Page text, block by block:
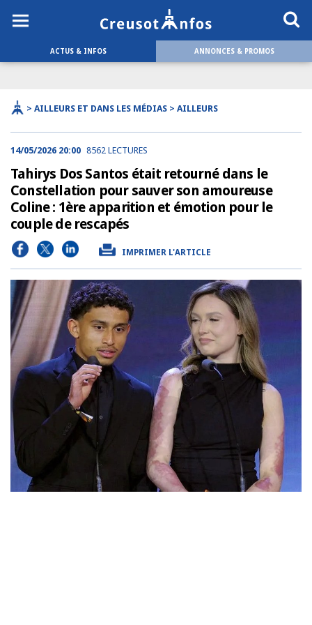
ACTUS & INFOS ANNONCES & PROMOS
> AILLEURS ET DANS LES MÉDIAS > AILLEURS
14/05/2026 20:00 8562 LECTURES
Tahirys Dos Santos était retourné dans le
Constellation pour sauver son amoureuse
Coline : 1ère apparition et émotion pour le
couple de rescapés
IMPRIMER L'ARTICLE